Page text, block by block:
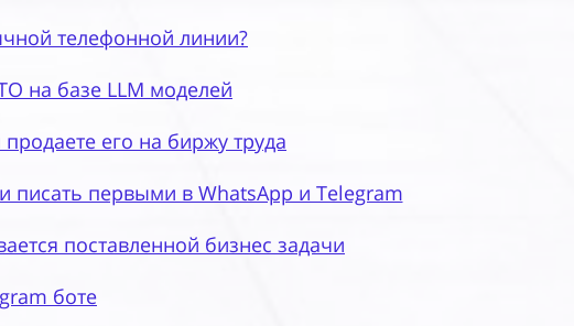
телефонной линии?
на базе LLM моделей
его на биржу труда
писать первыми в WhatsApp и Telegram
поставленной бизнес задачи
боте